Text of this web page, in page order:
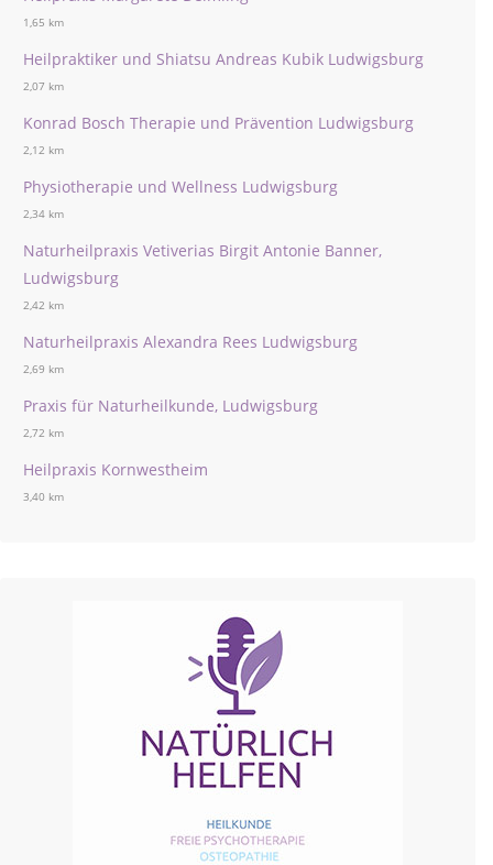
1,65 km
Heilpraktiker und Shiatsu Andreas Kubik Ludwigsburg
2,07 km
Konrad Bosch Therapie und Prävention Ludwigsburg
2,12 km
Physiotherapie und Wellness Ludwigsburg
2,34 km
Naturheilpraxis Vetiverias Birgit Antonie Banner,
Ludwigsburg
2,42 km
Naturheilpraxis Alexandra Rees Ludwigsburg
2,69 km
Praxis für Naturheilkunde, Ludwigsburg
2,72 km
Heilpraxis Kornwestheim
3,40 km